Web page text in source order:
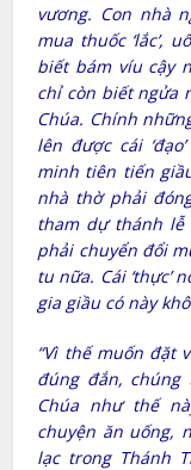
vương. Con nhà
mua thuốc ‘lắc’,
biết bám víu cậy
chỉ còn biết ngửa
Chúa. Chính
lên được cái
minh tiên tiến
nhà thờ phải
tham dự thánh lễ
phải chuyển đổi
tu nữa. Cái ‘thực’
gia giầu có này
“Vì thế muốn đặt
đúng đắn, chúng
Chúa như thế
chuyện ăn uống,
lạc trong Thánh